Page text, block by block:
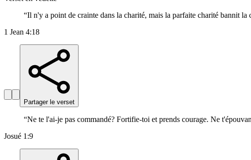
“Il n'y a point de crainte dans la charité, mais la parfaite charité bannit
1 Jean 4:18
Partager le verset
“Ne te l'ai-je pas commandé? Fortifie-toi et prends courage. Ne
Josué 1:9